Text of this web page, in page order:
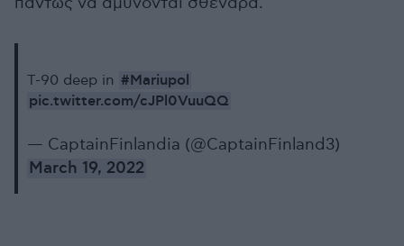
T-90 deep in #Mariupol
pic.twitter.com/cJPl0VuuQQ
— CaptainFinlandia (@CaptainFinland3)
March 19, 2022